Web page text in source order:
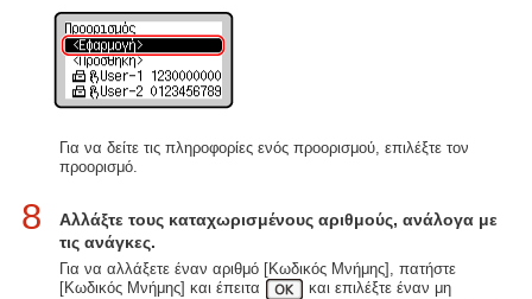
Για να δείτε τις πληροφορίες ενός προορισμού, επιλέξτε τον
προορισμό.
8
Αλλάξτε τους καταχωρισμένους αριθμούς, ανάλογα με
τις ανάγκες.
Για να αλλάξετε έναν αριθμό [Κωδικός Μνήμης], πατήστε
[Κωδικός Μνήμης] και έπειτα
και επιλέξτε έναν μη